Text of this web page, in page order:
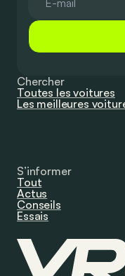
Chercher
Toutes les voitures
Les meilleures
S’informer
Tout
Actus
Conseils
Essais